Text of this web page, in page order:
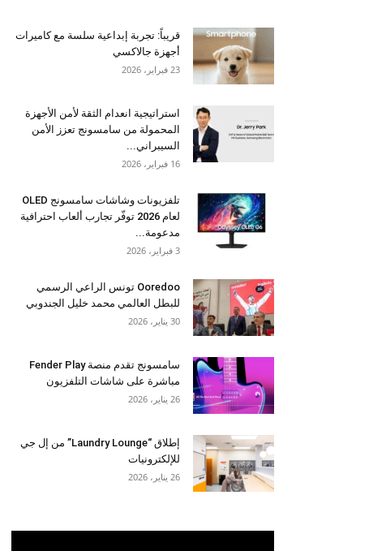
قريباً: تجربة إبداعية سلسة مع كاميرات
أجهزة جالاكسي
23 فبراير، 2026
استراتيجية انعدام الثقة لأمن الأجهزة
المحمولة من سامسونج تعزز الأمن
السيبراني...
16 فبراير، 2026
تلفزيونات وشاشات سامسونج OLED
لعام 2026 توفّر تجارب ألعاب احترافية
مدعومة...
3 فبراير، 2026
Ooredoo تونس الراعي الرسمي
للبطل العالمي محمد خليل الجندوبي
30 يناير، 2026
سامسونج تقدم منصة Fender Play
مباشرة على شاشات التلفزيون
26 يناير، 2026
إطلاق “Laundry Lounge” من إل جي
للإلكترونيات
26 يناير، 2026